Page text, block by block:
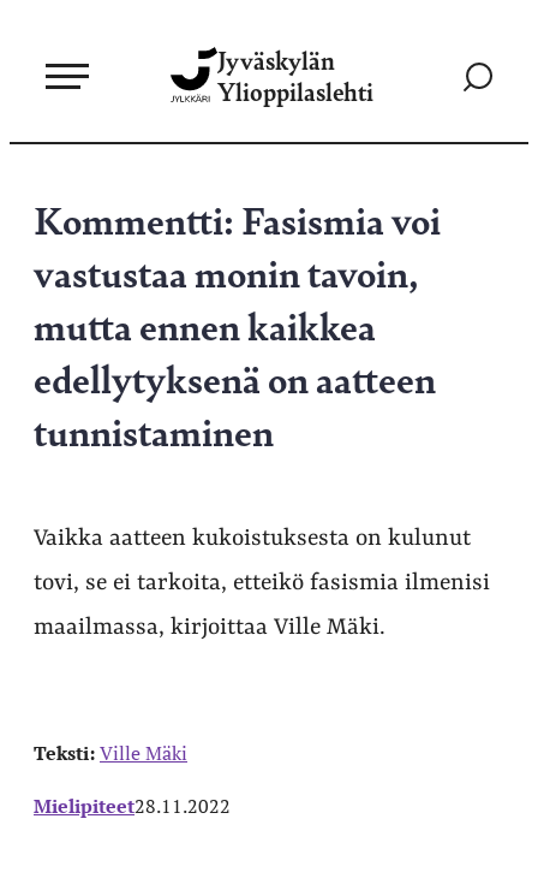
sisältöön
Jyväskylän
Ylioppilaslehti
Siirry
Kommentti: Fasismia voi
vastustaa monin tavoin,
mutta ennen kaikkea
edellytyksenä on aatteen
tunnistaminen
Vaikka aatteen kukoistuksesta on kulunut
tovi, se ei tarkoita, etteikö fasismia ilmenisi
maailmassa, kirjoittaa Ville Mäki.
Teksti:Ville Mäki
Mielipiteet28.11.2022